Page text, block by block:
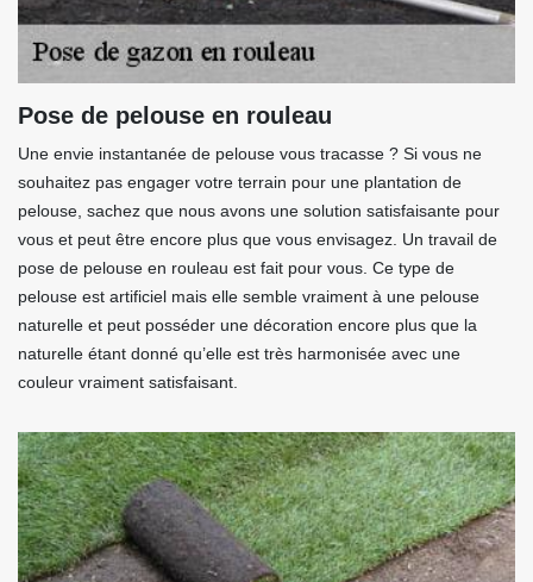
Pose de pelouse en rouleau
Une envie instantanée de pelouse vous tracasse ? Si vous ne
souhaitez pas engager votre terrain pour une plantation de
pelouse, sachez que nous avons une solution satisfaisante pour
vous et peut être encore plus que vous envisagez. Un travail de
pose de pelouse en rouleau est fait pour vous. Ce type de
pelouse est artificiel mais elle semble vraiment à une pelouse
naturelle et peut posséder une décoration encore plus que la
naturelle étant donné qu’elle est très harmonisée avec une
couleur vraiment satisfaisant.